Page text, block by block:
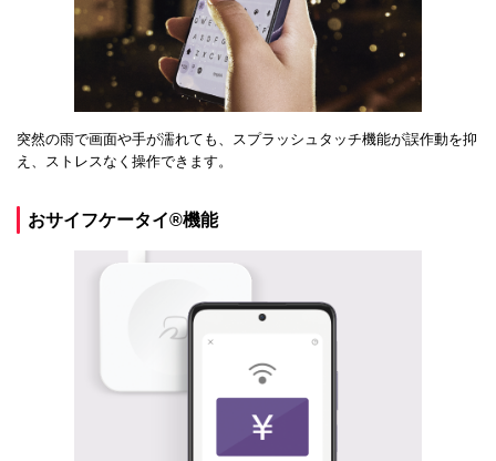
突然の雨で画面や手が濡れても、スプラッシュタッチ機能が誤作動を抑
え、ストレスなく操作できます。
おサイフケータイ®機能